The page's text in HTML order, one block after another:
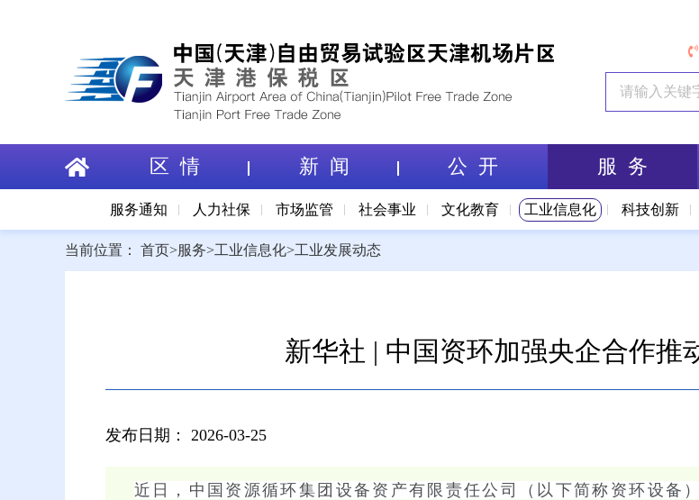
区 情 新 闻 公 开 服 务
服务通知 人力社保 市场监管 社会事业 文化教育 工业信息化 科技创新
当前位置： 首页>服务>工业信息化>工业发展动态
新华社 | 中国资环加强央企合作推
发布日期： 2026-03-25
近日，中国资源循环集团设备资产有限责任公司（以下简称资环设备